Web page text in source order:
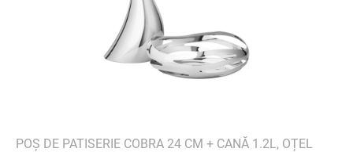
POȘ DE PATISERIE COBRA 24 CM + CANĂ 1.2L, OȚEL